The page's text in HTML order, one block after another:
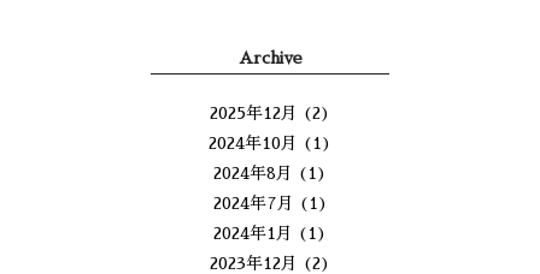
Archive
2025年12月
(2)
2024年10月
(1)
2024年8月
(1)
2024年7月
(1)
2024年1月
(1)
2023年12月
(2)